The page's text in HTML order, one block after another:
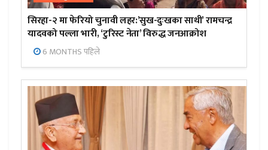
सिरहा-२ मा फेरियो चुनावी लहर:’सुख-दुःखका साथी’ रामचन्द्र
यादवको पल्ला भारी, ‘टुरिस्ट नेता’ विरुद्ध जनआक्रोश
6 MONTHS पहिले